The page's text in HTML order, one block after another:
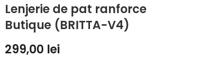
Lenjerie de pat ranforce
Butique (BRITTA-V4)
299,00 lei